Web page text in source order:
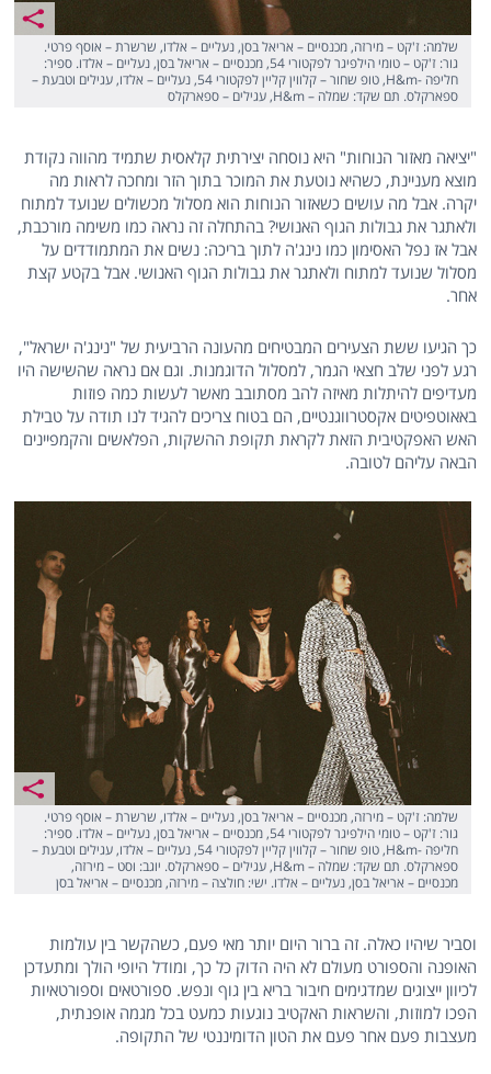
שלמה: ז'קט – מירזה, מכנסיים – אריאל בסן, נעליים – אלדו, שרשרת – אוסף פרטי.
גור: ז'קט – טומי הילפיגר לפקטורי 54, מכנסיים – אריאל בסן, נעליים – אלדו. ספיר:
חליפה -H&m, טופ שחור – קלווין קליין לפקטורי 54, נעליים – אלדו, עגילים וטבעת –
ספארקלס. תם שקד: שמלה – H&m, עגילים – ספארקלס
"יציאה מאזור הנוחות" היא נוסחה יצירתית קלאסית שתמיד מהווה נקודת
מוצא מעניינת, כשהיא נוטעת את המוכר בתוך הזר ומחכה לראות מה
יקרה. אבל מה עושים כשאזור הנוחות הוא מסלול מכשולים שנועד למתוח
ולאתגר את גבולות הגוף האנושי? בהתחלה זה נראה כמו משימה מורכבת,
אבל אז נפל האסימון כמו נינג'ה לתוך בריכה: נשים את המתמודדים על
מסלול שנועד למתוח ולאתגר את גבולות הגוף האנושי. אבל בקטע קצת
אחר.
כך הגיעו ששת הצעירים המבטיחים מהעונה הרביעית של "נינג'ה ישראל",
רגע לפני שלב חצאי הגמר, למסלול הדוגמנות. וגם אם נראה שהשישה היו
מעדיפים להיתלות מאיזה להב מסתובב מאשר לעשות כמה פוזות
באאוטפיטים אקסטרווגנטיים, הם בטוח צריכים להגיד לנו תודה על טבילת
האש האפקטיבית הזאת לקראת תקופת ההשקות, הפלאשים והקמפיינים
הבאה עליהם לטובה.
שלמה: ז'קט – מירזה, מכנסיים – אריאל בסן, נעליים – אלדו, שרשרת – אוסף פרטי.
גור: ז'קט – טומי הילפיגר לפקטורי 54, מכנסיים – אריאל בסן, נעליים – אלדו. ספיר:
חליפה -H&m, טופ שחור – קלווין קליין לפקטורי 54, נעליים – אלדו, עגילים וטבעת –
ספארקלס. תם שקד: שמלה – H&m, עגילים – ספארקלס. יוגב: וסט – מירזה,
מכנסיים – אריאל בסן, נעליים – אלדו. ישי: חולצה – מירזה, מכנסיים – אריאל בסן
וסביר שיהיו כאלה. זה ברור היום יותר מאי פעם, כשהקשר בין עולמות
האופנה והספורט מעולם לא היה הדוק כל כך, ומודל היופי הולך ומתעדכן
לכיוון ייצוגים שמדגימים חיבור בריא בין גוף ונפש. ספורטאים וספורטאיות
הפכו למוזות, והשראות האקטיב נוגעות כמעט בכל מגמה אופנתית,
מעצבות פעם אחר פעם את הטון הדומיננטי של התקופה.